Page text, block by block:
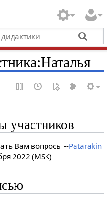
:Наталья
участников
Вам вопросы --Patarakin
2022 (MSK)